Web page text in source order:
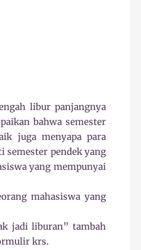
libur panjangnya
bahwa semester
juga menyapa para
semester pendek yang
yang mempunyai
mahasiswa yang
jadi liburan” tambah
krs.